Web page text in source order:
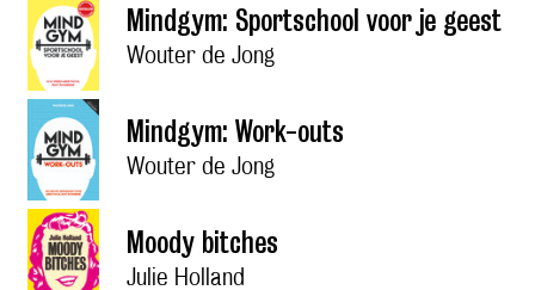
Mindgym: Sportschool voor je geest
Wouter de Jong
Mindgym: Work-outs
Wouter de Jong
Moody bitches
Julie Holland